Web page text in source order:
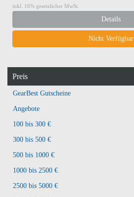
inkl. 16% gesetzlicher MwSt.
Details
Nicht Verfügbar
Preis
GearBest Gutscheine
Angebote
100 bis 300 €
300 bis 500 €
500 bis 1000 €
1000 bis 2500 €
2500 bis 5000 €